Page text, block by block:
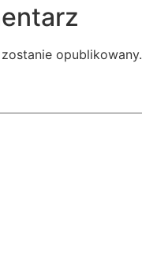
opublikowany.